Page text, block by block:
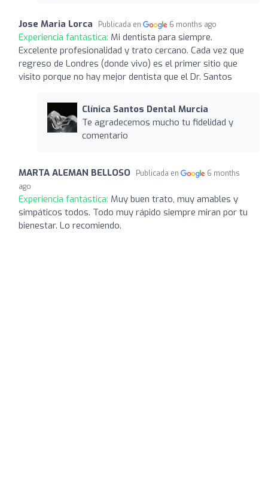
Jose Maria Lorca Publicada en 6 months ago
Experiencia fantástica: Mi dentista para siempre.
Excelente profesionalidad y trato cercano. Cada vez que
regreso de Londres (donde vivo) es el primer sitio que
visito porque no hay mejor dentista que el Dr. Santos
Clínica Santos Dental Murcia
Te agradecemos mucho tu fidelidad y
comentario
MARTA ALEMAN BELLOSO Publicada en
6 months
ago
Experiencia fantástica: Muy buen trato, muy amables y
simpáticos todos. Todo muy rápido siempre miran por tu
bienestar. Lo recomiendo.